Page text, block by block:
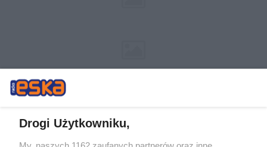
Drogi Użytkowniku,
My, naszych 1162 zaufanych partnerów oraz inne